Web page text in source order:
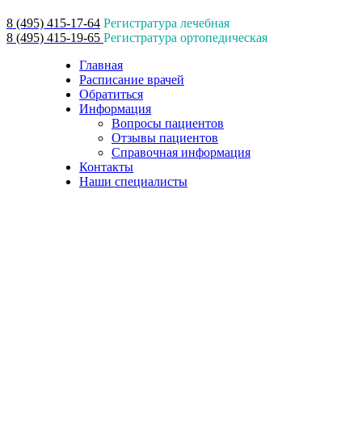
8 (495) 415-17-64 Регистратура лечебная
8 (495) 415-19-65 Регистратура ортопедическая
Главная
Расписание врачей
Обратиться
Информация
Вопросы пациентов
Отзывы пациентов
Справочная информация
Контакты
Наши специалисты